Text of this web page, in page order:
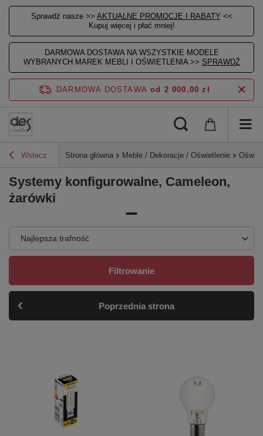
Sprawdź nasze >> AKTUALNE PROMOCJE I RABATY <<
Kupuj więcej i płać mniej!
DARMOWA DOSTAWA NA WSZYSTKIE MODELE
WYBRANYCH MAREK MEBLI I OŚWIETLENIA >> SPRAWDŹ
DARMOWA DOSTAWA od 2 000,00 zł
Wstecz Strona główna Meble / Dekoracje / Oświetlenie
Systemy konfigurowalne, Cameleon,
żarówki
Najlepsza trafność
Filtrowanie
Poprzednia strona